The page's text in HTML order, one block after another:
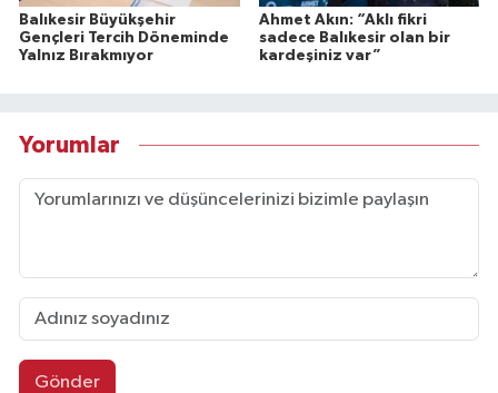
Balıkesir Büyükşehir
Gençleri Tercih Döneminde
Yalnız Bırakmıyor
Ahmet Akın: “Aklı fikri
sadece Balıkesir olan bir
kardeşiniz var”
Yorumlar
Gönder